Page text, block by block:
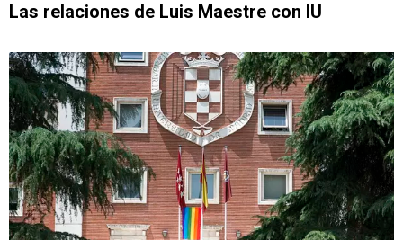
Las relaciones de Luis Maestre con IU